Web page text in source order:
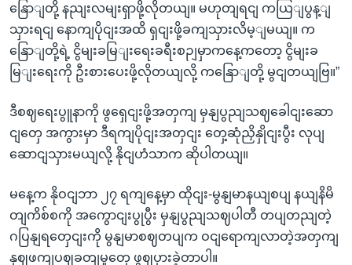
နြောျတို့ နညျးလမျးရှာဖို့လိုတယျ။ မဟုတျရငျ ကယြျပွန့ျ
သှားရငျ နောကျပိုငျးအထိ ရှငျးဖို့ခကျသှားလိမ့ျမယျ။ က
နြောျတို့ရဲ့ ငွိမျးခမြျးရေးခရီးစဉျမှာကနေ့ကတော့ ငွိမျးခ
မြျးရေးကို ဦးစားပေးဖို့လိုတယျလို့ ကနြောျတို့ မွငျတယျဗြ။”
ဒီစဈရေးပွူနာကို ဖွရှေငျးဖို့အတှကျ မှနျပွညျသဈခေါငျးဆော
ငျတှေ အကွားမှာ ဒီရကျပိုငျးအတှငျး တှေ့ဆုံညှိနှိုငျးပွီး လုပျ
ဆောငျသှားမယျလို့ နိုငျဟံသာက ဆိုပါတယျ။
မနေ့က နိုဝငျဘာ ၂၇ ရကျနေ့မှာ ထိုငျး-မွနျမာနယျစပျ နယျနိမိ
တျကိစ်စကို အကွောငျးပွုပွီး မှနျပွညျသဈပါတီ တပျတညျတဲ့
ဂပြနျရတှေငျးကို မွနျမာစဈတပျက ဝငျရောကျလာတဲ့အတှကျ
နှဈဖကျပဈခတျမှုတှေ ဖွဈပှားခဲ့တာပါ။